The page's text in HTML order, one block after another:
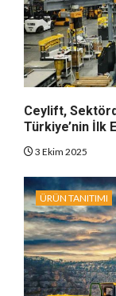
Ceylift,
Türkiye’nin İlk
3 Ekim 2025
ÜRÜN TANITIMI